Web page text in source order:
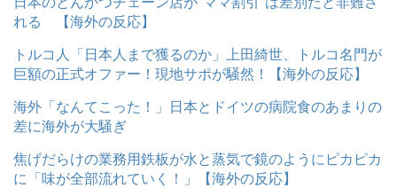
れる 【海外の反応】
トルコ人「日本人まで獲るのか」上田綺世、トルコ名門が
巨額の正式オファー！現地サポが騒然！【海外の反応】
海外「なんてこった！」日本とドイツの病院食のあまりの
差に海外が大騒ぎ
焦げだらけの業務用鉄板が水と蒸気で鏡のようにピカピカ
に「味が全部流れていく！」【海外の反応】